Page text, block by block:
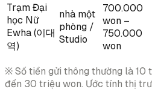
Trạm Đại
học Nữ
Ewha (이대
역)
nhà một
phòng /
Studio
700.000
won –
750.000
won
※ Số tiền gửi thông thường là 10
đến 30 triệu won. Ước tính thị